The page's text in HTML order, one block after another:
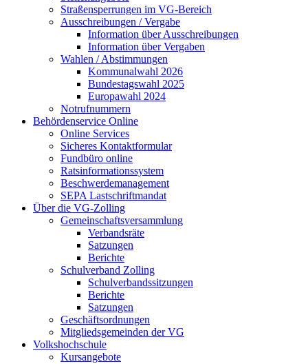
Straßensperrungen im VG-Bereich
Ausschreibungen / Vergabe
Information über Ausschreibungen
Information über Vergaben
Wahlen / Abstimmungen
Kommunalwahl 2026
Bundestagswahl 2025
Europawahl 2024
Notrufnummern
Behördenservice Online
Online Services
Sicheres Kontaktformular
Fundbüro online
Ratsinformationssystem
Beschwerdemanagement
SEPA Lastschriftmandat
Über die VG-Zolling
Gemeinschaftsversammlung
Verbandsräte
Satzungen
Berichte
Schulverband Zolling
Schulverbandssitzungen
Berichte
Satzungen
Geschäftsordnungen
Mitgliedsgemeinden der VG
Volkshochschule
Kursangebote